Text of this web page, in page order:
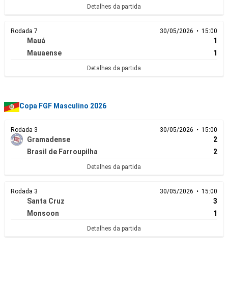
Detalhes da partida
Rodada 7 30/05/2026 • 15:00
Mauá
1
Mauaense
1
Detalhes da partida
Copa FGF Masculino 2026
Rodada 3 30/05/2026 • 15:00
Gramadense
2
Brasil de Farroupilha
2
Detalhes da partida
Rodada 3 30/05/2026 • 15:00
Santa Cruz
3
Monsoon
1
Detalhes da partida